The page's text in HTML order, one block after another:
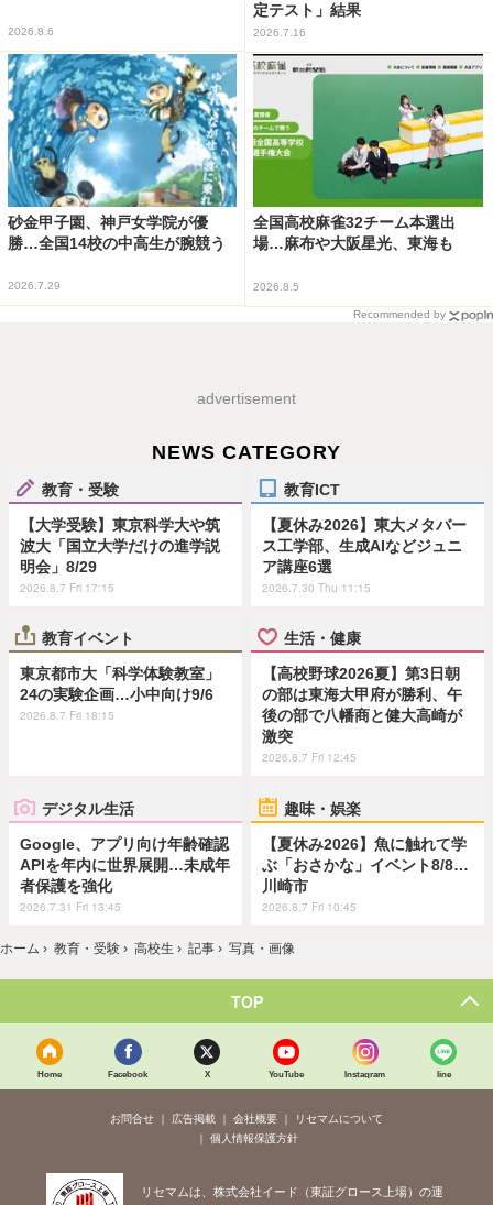
2026.8.6
定テスト」結果
2026.7.16
砂金甲子園、神戸女学院が優
勝…全国14校の中高生が腕競う
2026.7.29
全国高校麻雀32チーム本選出
場…麻布や大阪星光、東海も
2026.8.5
Recommended by
advertisement
NEWS CATEGORY
教育・受験
【大学受験】東京科学大や筑
波大「国立大学だけの進学説
明会」8/29
2026.8.7 Fri 17:15
教育ICT
【夏休み2026】東大メタバー
ス工学部、生成AIなどジュニ
ア講座6選
2026.7.30 Thu 11:15
教育イベント
東京都市大「科学体験教室」
24の実験企画…小中向け9/6
2026.8.7 Fri 18:15
生活・健康
【高校野球2026夏】第3日朝
の部は東海大甲府が勝利、午
後の部で八幡商と健大高崎が
激突
2026.8.7 Fri 12:45
デジタル生活
Google、アプリ向け年齢確認
APIを年内に世界展開…未成年
者保護を強化
2026.7.31 Fri 13:45
趣味・娯楽
【夏休み2026】魚に触れて学
ぶ「おさかな」イベント8/8…
川崎市
2026.8.7 Fri 10:45
ホーム › 教育・受験 › 高校生 › 記事 › 写真・画像
TOP
Home Facebook X YouTube Instagram line
お問合せ 広告掲載 会社概要
リセマムについて
個人情報保護方針
リセマムは、株式会社イード（東証グロース上場）の運